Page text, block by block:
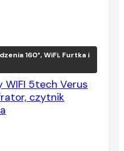
160°, WiFi, Furtka i
5tech Verus
czytnik